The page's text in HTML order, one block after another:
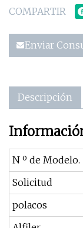
COMPARTIR
Enviar
Descripción
N º de Modelo.
Solicitud
polacos